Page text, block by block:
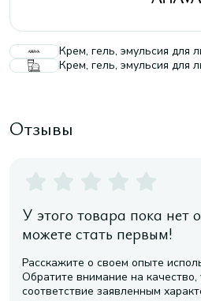
Крем, гель, эмульсия для
Крем, гель, эмульсия для
Отзывы
У этого товара пока нет
можете стать первым!
Расскажите о своем опыте
Обратите внимание на качество,
соответствие заявленным